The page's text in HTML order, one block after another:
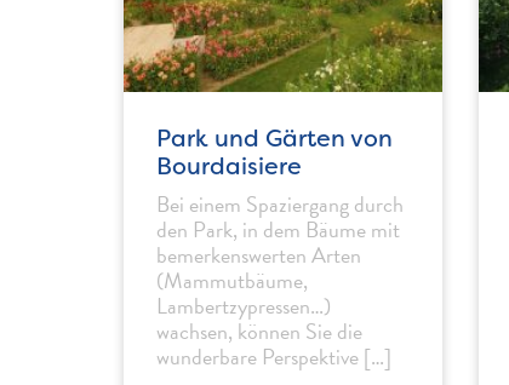
Park und Gärten von
Bourdaisiere
Bei einem Spaziergang durch
den Park, in dem Bäume mit
bemerkenswerten Arten
(Mammutbäume,
Lambertzypressen…)
wachsen, können Sie die
wunderbare Perspektive […]